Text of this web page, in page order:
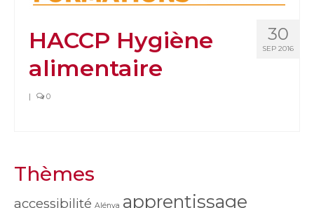
30
SEP 2016
HACCP Hygiène
alimentaire
| 0
Thèmes
accessibilité Alénya apprentissage